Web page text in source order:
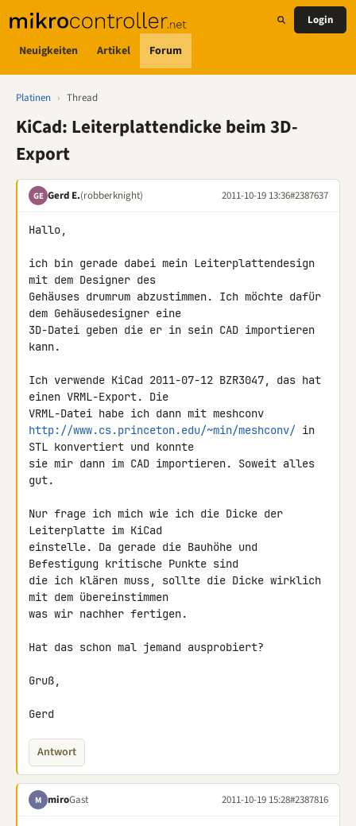
Neuigkeiten Artikel Forum
Login
Platinen › Thread
KiCad: Leiterplattendicke beim 3D-
Export
GE Gerd E.(robberknight) 2011-10-19 13:36#2387637
Hallo,
ich bin gerade dabei mein Leiterplattendesign
mit dem Designer des
Gehäuses drumrum abzustimmen. Ich möchte dafür
dem Gehäusedesigner eine
3D-Datei geben die er in sein CAD importieren
kann.
Ich verwende KiCad 2011-07-12 BZR3047, das hat
einen VRML-Export. Die
http://www.cs.princeton.edu/~min/meshconv/ in
STL konvertiert und konnte
sie mir dann im CAD importieren. Soweit alles
gut.
Nur frage ich mich wie ich die Dicke der
Leiterplatte im KiCad
einstelle. Da gerade die Bauhöhe und
Befestigung kritische Punkte sind
die ich klären muss, sollte die Dicke wirklich
mit dem übereinstimmen
was wir nachher fertigen.
Hat das schon mal jemand ausprobiert?
Gruß,
Gerd
Antwort
M miroGast 2011-10-19 15:28#2387816